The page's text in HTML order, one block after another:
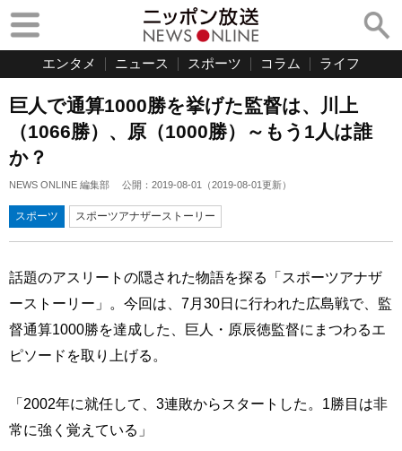
エンタメ ニュース スポーツ コラム ライフ
巨人で通算1000勝を挙げた監督は、川上
（1066勝）、原（1000勝）～もう1人は誰
か？
NEWS ONLINE 編集部 公開： 2019-08-01 （2019-08-01更新）
スポーツ スポーツアナザーストーリー
話題のアスリートの隠された物語を探る「スポーツアナザ
ーストーリー」。今回は、7月30日に行われた広島戦で、監
督通算1000勝を達成した、巨人・原辰徳監督にまつわるエ
ピソードを取り上げる。
「2002年に就任して、3連敗からスタートした。1勝目は非
常に強く覚えている」